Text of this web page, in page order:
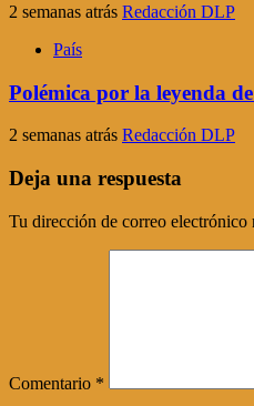
2 semanas atrás Redacción DLP
País
Polémica por la leyenda
2 semanas atrás Redacción DLP
Deja una respuesta
Tu dirección de correo electrónico
Comentario *